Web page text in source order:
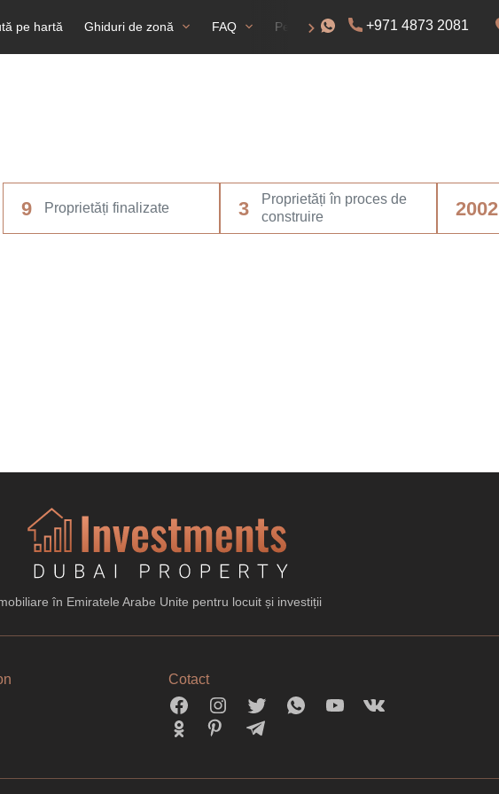
pe hartă Ghiduri de zonă FAQ Permis de rezidență+971 4873 2081
9 Proprietăți finalizate 3
Proprietăți în proces de
construire
2002
în Emiratele Arabe Unite pentru locuit și investiții
Cotact